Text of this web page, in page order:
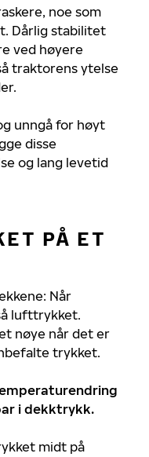
noe som
Dårlig stabilitet
ved høyere
traktorens ytelse
unngå for høyt
disse
og lang levetid
PÅ ET
Når
lufttrykket.
nøye når det er
trykket.
i dekktrykk.
midt på